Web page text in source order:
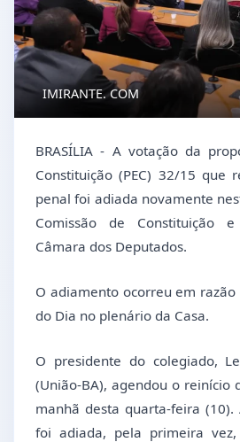
IMIRANTE. COM
BRASÍLIA - A votação da
Constituição (PEC) 32/15 que
penal foi adiada novamente
Comissão de Constituição e
Câmara dos Deputados.
O adiamento ocorreu em
do Dia no plenário da Casa.
O presidente do colegiado,
(União-BA), agendou o reinício
manhã desta quarta-feira
foi adiada, pela primeira